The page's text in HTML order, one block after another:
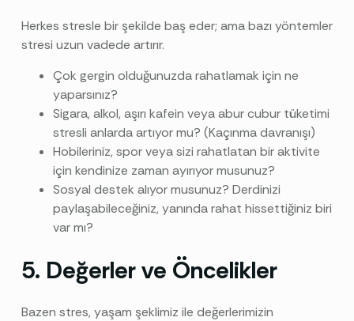
Herkes stresle bir şekilde baş eder; ama bazı yöntemler
stresi uzun vadede artırır.
Çok gergin olduğunuzda rahatlamak için ne
yaparsınız?
Sigara, alkol, aşırı kafein veya abur cubur tüketimi
stresli anlarda artıyor mu? (Kaçınma davranışı)
Hobileriniz, spor veya sizi rahatlatan bir aktivite
için kendinize zaman ayırıyor musunuz?
Sosyal destek alıyor musunuz? Derdinizi
paylaşabileceğiniz, yanında rahat hissettiğiniz biri
var mı?
5. Değerler ve Öncelikler
Bazen stres, yaşam şeklimiz ile değerlerimizin